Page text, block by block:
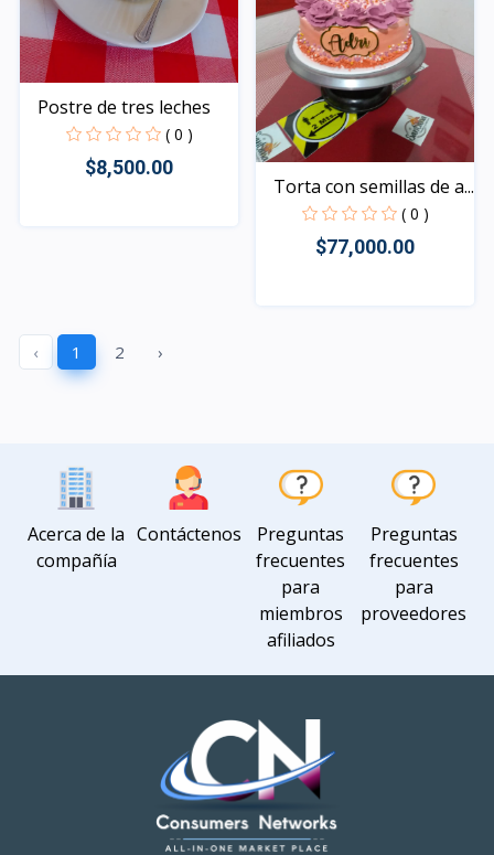
Postre de tres leches
( 0 )
$8,500.00
Torta con semillas de a...
( 0 )
$77,000.00
‹ 1 2 ›
Acerca de la
compañía
Contáctenos
Preguntas
frecuentes
para
miembros
afiliados
Preguntas
frecuentes
para
proveedores